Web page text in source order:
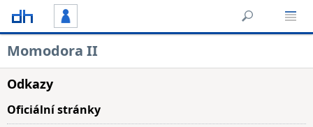
Momodora II
Odkazy
Oficiální stránky